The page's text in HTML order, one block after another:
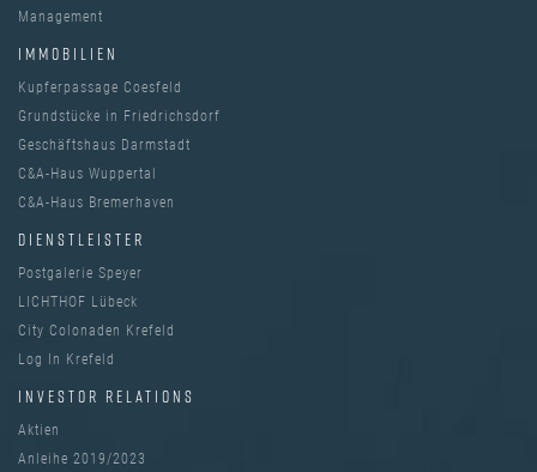
Management
IMMOBILIEN
Kupferpassage Coesfeld
Grundstücke in Friedrichsdorf
Geschäftshaus Darmstadt
C&A-Haus Wuppertal
C&A-Haus Bremerhaven
DIENSTLEISTER
Postgalerie Speyer
LICHTHOF Lübeck
City Colonaden Krefeld
Log In Krefeld
INVESTOR RELATIONS
Aktien
Anleihe 2019/2023